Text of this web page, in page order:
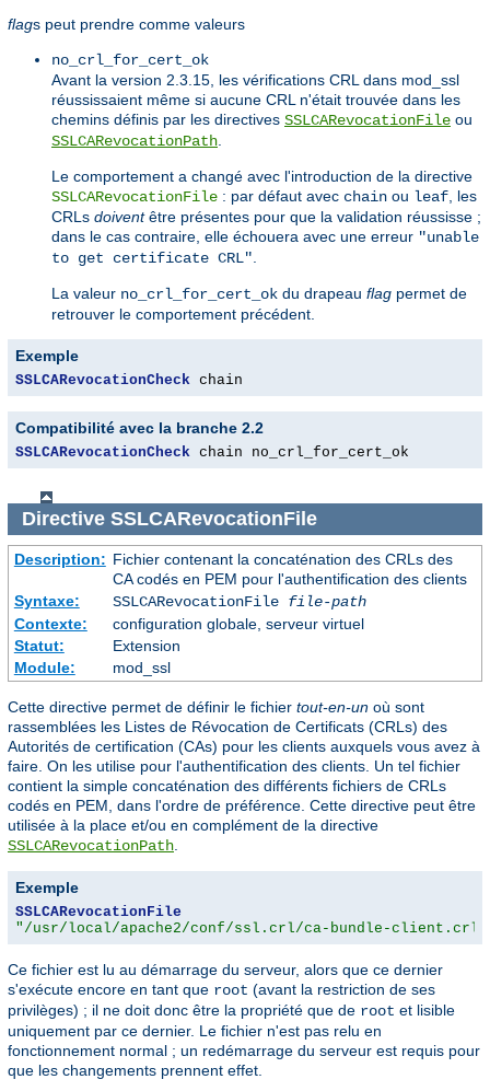
flags peut prendre comme valeurs
no_crl_for_cert_ok
Avant la version 2.3.15, les vérifications CRL dans mod_ssl
réussissaient même si aucune CRL n'était trouvée dans les
chemins définis par les directives SSLCARevocationFile ou
SSLCARevocationPath.
Le comportement a changé avec l'introduction de la directive
SSLCARevocationFile : par défaut avec chain ou leaf, les
CRLs doiventêtre présentes pour que la validation réussisse ;
dans le cas contraire, elle échouera avec une erreur "unable
to get certificate CRL".
La valeur no_crl_for_cert_ok du drapeau flag permet de
retrouver le comportement précédent.
Exemple
SSLCARevocationCheck chain
Compatibilité avec la branche 2.2
SSLCARevocationCheck chain no_crl_for_cert_ok
Directive SSLCARevocationFile
Description: Fichier contenant la concaténation des CRLs des
CA codés en PEM pour l'authentification des clients
Syntaxe:
SSLCARevocationFile file-path
Contexte:
configuration globale, serveur virtuel
Statut:
Extension
Module:
mod_ssl
Cette directive permet de définir le fichier tout-en-un où sont
rassemblées les Listes de Révocation de Certificats (CRLs) des
Autorités de certification (CAs) pour les clients auxquels vous avez à
faire. On les utilise pour l'authentification des clients. Un tel fichier
contient la simple concaténation des différents fichiers de CRLs
codés en PEM, dans l'ordre de préférence. Cette directive peut être
utilisée à la place et/ou en complément de la directive
SSLCARevocationPath
Exemple
SSLCARevocationFile
"/usr/local/apache2/conf/ssl.crl/ca-bundle-client.crl"
Ce fichier est lu au démarrage du serveur, alors que ce dernier
s'exécute encore en tant que root (avant la restriction de ses
privilèges) ; il ne doit donc être la propriété que de root et lisible
uniquement par ce dernier. Le fichier n'est pas relu en
fonctionnement normal ; un redémarrage du serveur est requis pour
que les changements prennent effet.